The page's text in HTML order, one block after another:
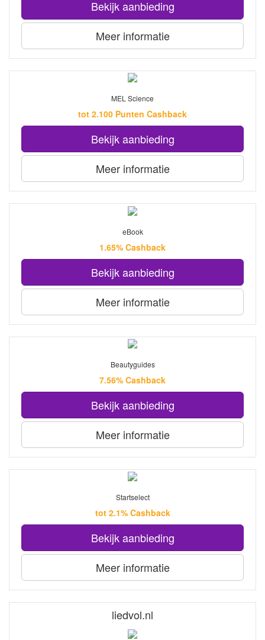
Bekijk aanbieding
Meer informatie
MEL Science
tot 2.100 Punten Cashback
Bekijk aanbieding
Meer informatie
eBook
1.65% Cashback
Bekijk aanbieding
Meer informatie
Beautyguides
7.56% Cashback
Bekijk aanbieding
Meer informatie
Startselect
tot 2.1% Cashback
Bekijk aanbieding
Meer informatie
liedvol.nl